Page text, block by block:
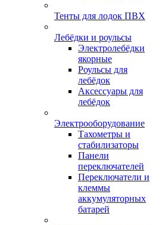
Тенты для лодок ПВХ
Лебёдки и роульсы
Электролебёдки
якорные
Роульсы для
лебёдок
Аксессуары для
лебёдок
Электрооборудование
Тахометры и
стабилизаторы
Панели
переключателей
Переключатели и
клеммы
аккумуляторных
батарей